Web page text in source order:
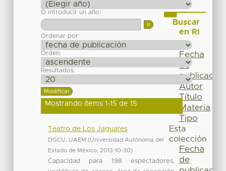
O introducir un año:
Ordenar por:
Orden:
Resultados:
Mostrando ítems 1-15 de 15
Teatro de Los Jaguares
DGCU, UAEM (Universidad Autónoma del
Estado de México, 2013-10-30)
Capacidad para 198 espectadores,
Buscar
en RI
Fecha
de
publicación
Autor
Título
Materia
Tipo
Esta
colección
Fecha
de